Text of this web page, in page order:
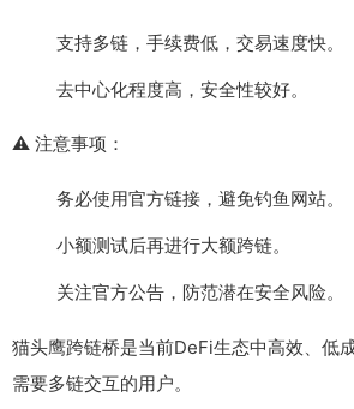
支持多链，手续费低，交易速度快。
去中心化程度高，安全性较好。
⚠️ 注意事项：
务必使用官方链接，避免钓鱼网站。
小额测试后再进行大额跨链。
关注官方公告，防范潜在安全风险。
猫头鹰跨链桥是当前DeFi生态中高效、低
需要多链交互的用户。